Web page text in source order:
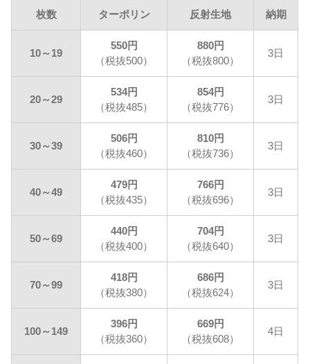
枚数 ターポリン 反射生地 納期
10～19
550円
（税抜500）
880円
（税抜800）
3日
20～29
534円
（税抜485）
854円
（税抜776）
3日
30～39
506円
（税抜460）
810円
（税抜736）
3日
40～49
479円
（税抜435）
766円
（税抜696）
3日
50～69
440円
（税抜400）
704円
（税抜640）
3日
70～99
418円
（税抜380）
686円
（税抜624）
3日
100～149
396円
（税抜360）
669円
（税抜608）
4日